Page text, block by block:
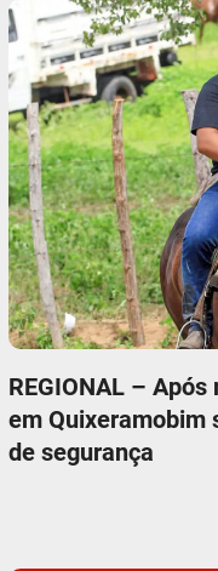
REGIONAL –
em Quixeramobim
de segurança